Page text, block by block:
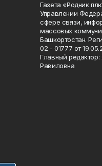
Газета «Родник
Управлении
сфере связи,
массовых
Башкортостан.
02 - 01777 от
Главный
Равиловна